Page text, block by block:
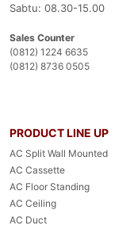
Sabtu: 08.30-15.00
Sales Counter
(0812) 1224 6635
(0812) 8736 0505
PRODUCT LINE UP
AC Split Wall Mounted
AC Cassette
AC Floor Standing
AC Ceiling
AC Duct